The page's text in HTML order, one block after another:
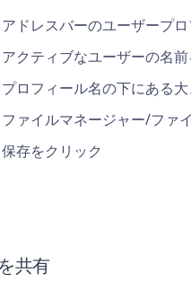
アドレスバーのユーザープ
アクティブなユーザーの名
プロフィール名の下にある
ファイルマネージャー/ファ
保存をクリック
共有